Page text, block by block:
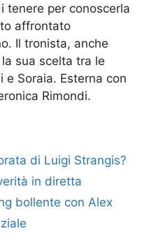
tenere per conoscerla
affrontato
Il tronista, anche
sua scelta tra le
e Soraia. Esterna con
Rimondi.
di Luigi Strangis?
in diretta
bollente con Alex